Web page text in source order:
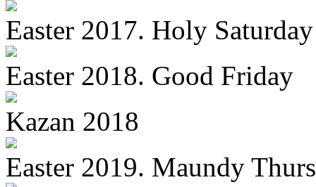
Easter 2017. Holy Saturday
Easter 2018. Good Friday
Kazan 2018
Easter 2019. Maundy